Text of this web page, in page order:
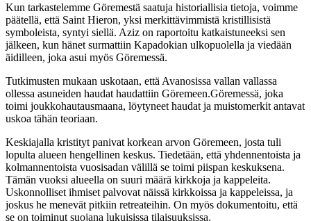
Kun tarkastelemme Göremestä saatuja historiallisia tietoja, voimme
päätellä, että Saint Hieron, yksi merkittävimmistä kristillisistä
symboleista, syntyi siellä. Aziz on raportoitu katkaistuneeksi sen
jälkeen, kun hänet surmattiin Kapadokian ulkopuolella ja viedään
äidilleen, joka asui myös Göremessä.
Tutkimusten mukaan uskotaan, että Avanosissa vallan vallassa
ollessa asuneiden haudat haudattiin Göremeen.Göremessä, joka
toimi joukkohautausmaana, löytyneet haudat ja muistomerkit antavat
uskoa tähän teoriaan.
Keskiajalla kristityt panivat korkean arvon Göremeen, josta tuli
lopulta alueen hengellinen keskus. Tiedetään, että yhdennentoista ja
kolmannentoista vuosisadan välillä se toimi piispan keskuksena.
Tämän vuoksi alueella on suuri määrä kirkkoja ja kappeleita.
Uskonnolliset ihmiset palvovat näissä kirkkoissa ja kappeleissa, ja
joskus he menevät pitkiin retreateihin. On myös dokumentoitu, että
se on toiminut suojana lukuisissa tilaisuuksissa.